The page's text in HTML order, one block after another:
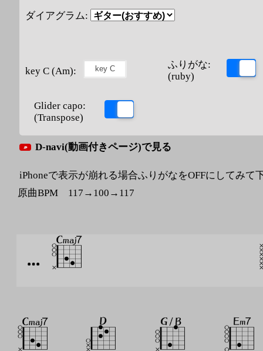
ダイアグラム:
key C (Am):
ふりがな:
(ruby)
Glider capo:
(Transpose)
D-navi(動画付きページ)で見る
iPhoneで表示が崩れる場合ふりがなをOFFにしてみて
原曲BPM 117→100→117